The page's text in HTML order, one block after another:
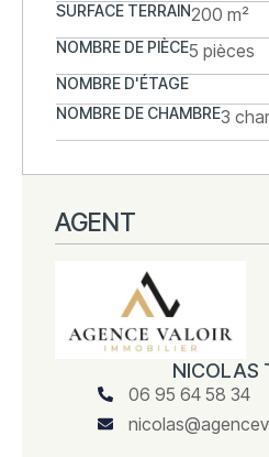
SURFACE TERRAIN200 m²
NOMBRE DE PIÈCE5 pièces
NOMBRE D'ÉTAGE
NOMBRE DE CHAMBRE3
AGENT
NICOLAS
06 95 64 58 34